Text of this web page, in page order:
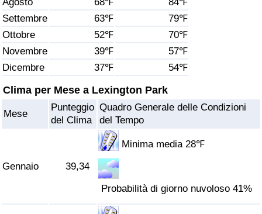
Agosto
68℉
84℉
Settembre
63℉
79℉
Ottobre
52℉
70℉
Novembre
39℉
57℉
Dicembre
37℉ 54℉
Clima per Mese a Lexington Park
Mese
Punteggio
del Clima
Quadro Generale delle Condizioni
del Tempo
Gennaio 39,34
Minima media 28℉
Probabilità di giorno nuvoloso 41%
Indice di criminalità per paese
Assistenza Sanitaria
Indice dell’Assistenza Sanitaria (Corrente)
Indice dell’Assistenza Sanitaria per
Indice dell’Inquinamento (Corrente)